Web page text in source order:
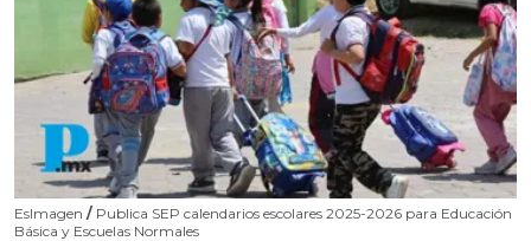
EsImagen / Publica SEP calendarios escolares 2025-2026 para Educación
Básica y Escuelas Normales